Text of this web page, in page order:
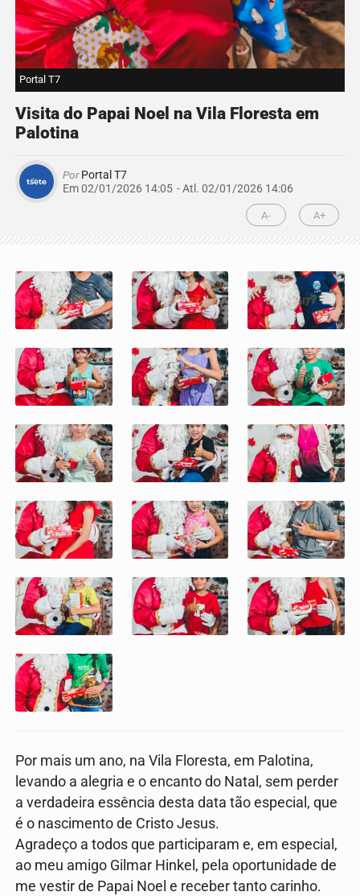
Portal T7
Visita do Papai Noel na Vila Floresta em
Palotina
PorPortal T7
Em 02/01/2026 14:05 - Atl. 02/01/2026 14:06
A- A+
Por mais um ano, na Vila Floresta, em Palotina,
levando a alegria e o encanto do Natal, sem perder
a verdadeira essência desta data tão especial, que
é o nascimento de Cristo Jesus.
Agradeço a todos que participaram e, em especial,
ao meu amigo Gilmar Hinkel, pela oportunidade de
me vestir de Papai Noel e receber tanto carinho.